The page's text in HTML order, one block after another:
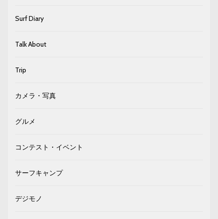
Surf Diary
Talk About
Trip
カメラ・写真
グルメ
コンテスト・イベント
サーフキャンプ
デジモノ